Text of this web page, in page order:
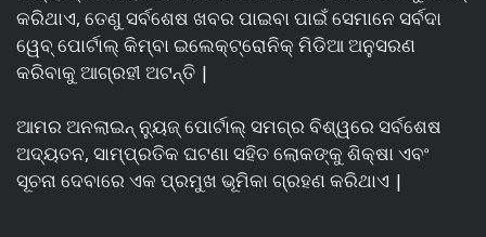
କରିଥାଏ, ତେଣୁ ସର୍ବଶେଷ ଖବର ପାଇବା ପାଇଁ ସେମାନେ ସର୍ବଦା
ୱେବ୍ ପୋର୍ଟାଲ୍ କିମ୍ବା ଇଲେକ୍ଟ୍ରୋନିକ୍ ମିଡିଆ ଅନୁସରଣ
କରିବାକୁ ଆଗ୍ରହୀ ଅଟନ୍ତି |
ଆମର ଅନଲାଇନ୍ ନ୍ୟୁଜ୍ ପୋର୍ଟାଲ୍ ସମଗ୍ର ବିଶ୍ୱରେ ସର୍ବଶେଷ
ଅଦ୍ୟତନ, ସାମ୍ପ୍ରତିକ ଘଟଣା ସହିତ ଲୋକଙ୍କୁ ଶିକ୍ଷା ଏବଂ
ସୂଚନା ଦେବାରେ ଏକ ପ୍ରମୁଖ ଭୂମିକା ଗ୍ରହଣ କରିଥାଏ |